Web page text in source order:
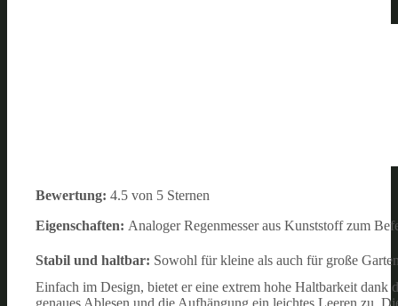
Bewertung: 4.5 von 5 Sternen
Eigenschaften: Analoger Regenmesser aus Kunststoff zum
Stabil und haltbar: Sowohl für kleine als auch für große
Einfach im Design, bietet er eine extrem hohe Haltbarkeit dank
genaues Ablesen und die Aufhängung ein leichtes Leeren zu.